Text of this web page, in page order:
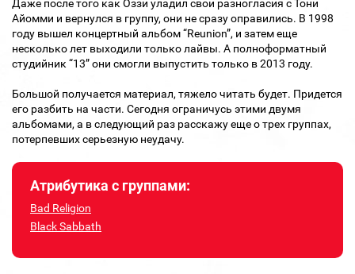
Даже после того как Оззи уладил свои разногласия с Тони
Айомми и вернулся в группу, они не сразу оправились. В 1998
году вышел концертный альбом “Reunion”, и затем еще
несколько лет выходили только лайвы. А полноформатный
студийник “13” они смогли выпустить только в 2013 году.
Большой получается материал, тяжело читать будет. Придется
его разбить на части. Сегодня ограничусь этими двумя
альбомами, а в следующий раз расскажу еще о трех группах,
потерпевших серьезную неудачу.
Атрибутика с группами:
Bad Religion
Black Sabbath